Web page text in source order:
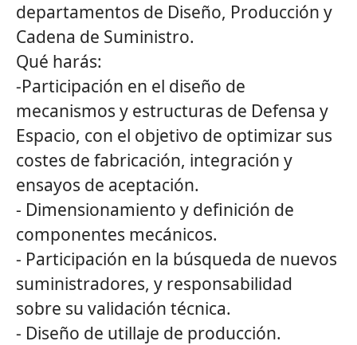
departamentos de Diseño, Producción y
Cadena de Suministro.
Qué harás:
-Participación en el diseño de
mecanismos y estructuras de Defensa y
Espacio, con el objetivo de optimizar sus
costes de fabricación, integración y
ensayos de aceptación.
- Dimensionamiento y definición de
componentes mecánicos.
- Participación en la búsqueda de nuevos
suministradores, y responsabilidad
sobre su validación técnica.
- Diseño de utillaje de producción.